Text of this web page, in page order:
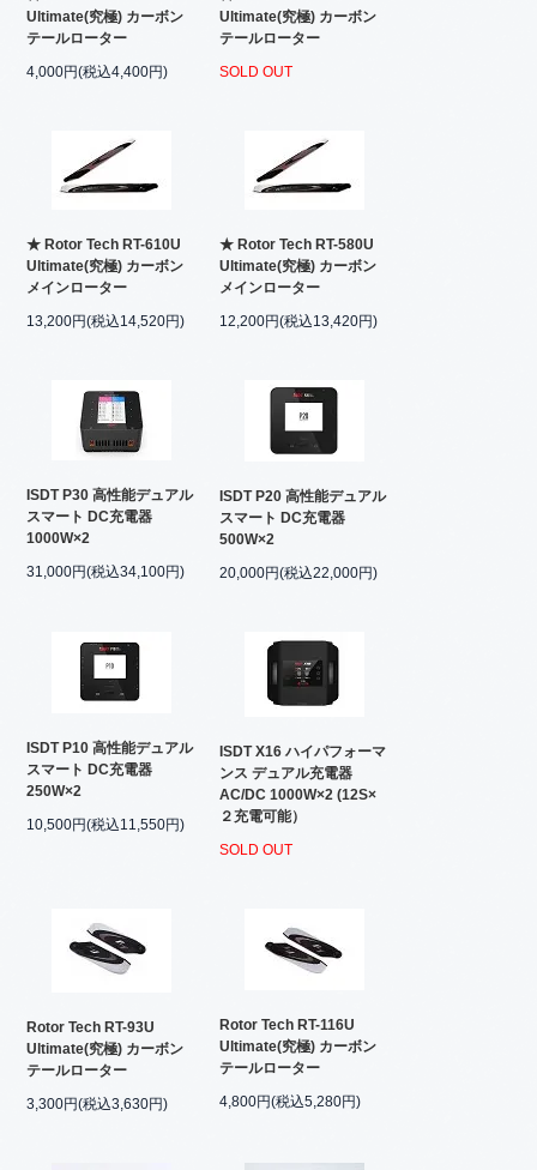
Ultimate(究極) カーボン
テールローター
4,000円(税込4,400円)
Ultimate(究極) カーボン
テールローター
SOLD OUT
★ Rotor Tech RT-610U
Ultimate(究極) カーボン
メインローター
13,200円(税込14,520円)
★ Rotor Tech RT-580U
Ultimate(究極) カーボン
メインローター
12,200円(税込13,420円)
ISDT P30 高性能デュアル
スマート DC充電器
1000W×2
31,000円(税込34,100円)
ISDT P20 高性能デュアル
スマート DC充電器
500W×2
20,000円(税込22,000円)
ISDT P10 高性能デュアル
スマート DC充電器
250W×2
10,500円(税込11,550円)
ISDT X16 ハイパフォーマ
ンス デュアル充電器
AC/DC 1000W×2 (12S×
２充電可能）
SOLD OUT
Rotor Tech RT-93U
Ultimate(究極) カーボン
テールローター
3,300円(税込3,630円)
Rotor Tech RT-116U
Ultimate(究極) カーボン
テールローター
4,800円(税込5,280円)